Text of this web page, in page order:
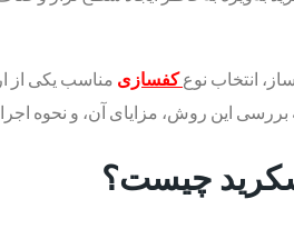
انتخاب نوعکفسازی مناسب یکی از
بررسی این روش، مزایای آن، و نحوه
چیست؟